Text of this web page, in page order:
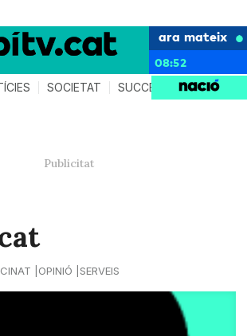
ara mateix
08:52
SOCIETAT SUCCESSOS
OPINIÓ SERVEIS